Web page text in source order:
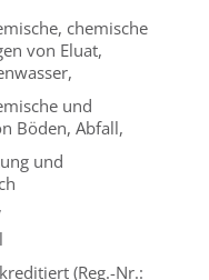
chemische
von Eluat,
und
Böden, Abfall,
und
(Reg.-Nr.: